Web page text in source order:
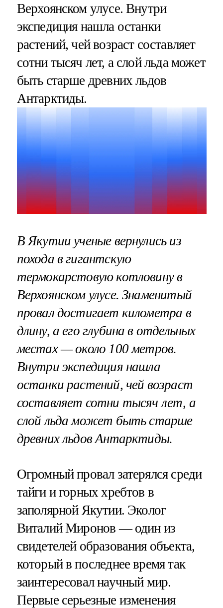
Верхоянском улусе. Внутри
экспедиция нашла останки
растений, чей возраст составляет
сотни тысяч лет, а слой льда может
быть старше древних льдов
Антарктиды.
В Якутии ученые вернулись из
похода в гигантскую
термокарстовую котловину в
Верхоянском улусе. Знаменитый
провал достигает километра в
длину, а его глубина в отдельных
местах — около 100 метров.
Внутри экспедиция нашла
останки растений, чей возраст
составляет сотни тысяч лет, а
слой льда может быть старше
древних льдов Антарктиды.
Огромный провал затерялся среди
тайги и горных хребтов в
заполярной Якутии. Эколог
Виталий Миронов — один из
свидетелей образования объекта,
который в последнее время так
заинтересовал научный мир.
Первые серьезные изменения